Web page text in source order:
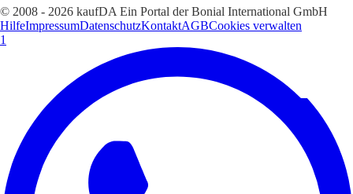
© 2008 - 2026 kaufDA Ein Portal der Bonial International GmbH
HilfeImpressumDatenschutzKontaktAGBCookies verwalten
1